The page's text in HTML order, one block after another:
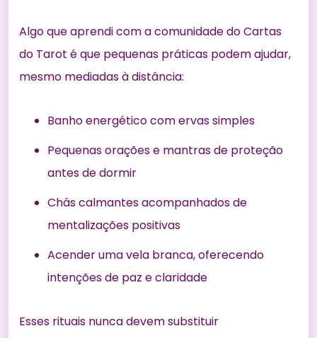
Algo que aprendi com a comunidade do Cartas
do Tarot é que pequenas práticas podem ajudar,
mesmo mediadas à distância:
Banho energético com ervas simples
Pequenas orações e mantras de proteção
antes de dormir
Chás calmantes acompanhados de
mentalizações positivas
Acender uma vela branca, oferecendo
intenções de paz e claridade
Esses rituais nunca devem substituir